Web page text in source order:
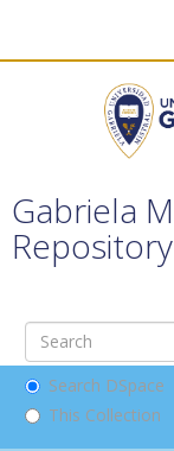
Gabriela
Repository
Search DSpace
This Collection